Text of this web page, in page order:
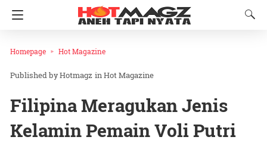
Homepage Hot Magazine
Hotmagz inHot Magazine
Filipina Meragukan Jenis
Kelamin Pemain Voli Putri